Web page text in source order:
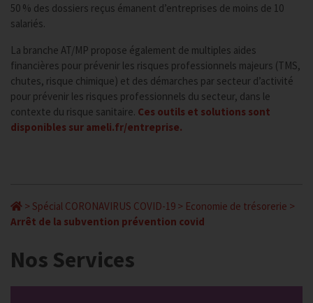
50 % des dossiers reçus émanent d’entreprises de moins de 10
salariés.
La branche AT/MP propose également de multiples aides
financières pour prévenir les risques professionnels majeurs (TMS,
chutes, risque chimique) et des démarches par secteur d’activité
pour prévenir les risques professionnels du secteur, dans le
contexte du risque sanitaire. Ces outils et solutions sont
disponibles sur ameli.fr/entreprise.
> Spécial CORONAVIRUS COVID-19 > Economie de trésorerie >
Arrêt de la subvention prévention covid
Nos Services